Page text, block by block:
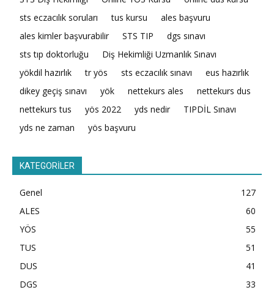
sts eczacılık soruları
tus kursu
ales başvuru
ales kimler başvurabilir
STS TIP
dgs sınavı
sts tıp doktorluğu
Diş Hekimliği Uzmanlık Sınavı
yökdil hazırlık
tr yös sts eczacılık sınavı
eus hazırlık
dikey geçiş sınavı
yök nettekurs ales
nettekurs dus
nettekurs tus
yös 2022 yds nedir
TIPDİL Sınavı
yds ne zaman
yös başvuru
KATEGORİLER
Genel
127
ALES
60
YÖS
55
TUS
51
DUS
41
DGS
33